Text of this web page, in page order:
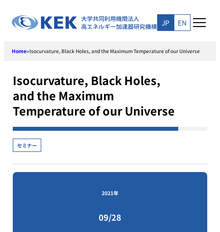
content
JP EN
Home>Isocurvature, Black Holes, and the Maximum Temperature of our Universe
Isocurvature, Black Holes,
and the Maximum
Temperature of our Universe
セミナー
2021年
09/28